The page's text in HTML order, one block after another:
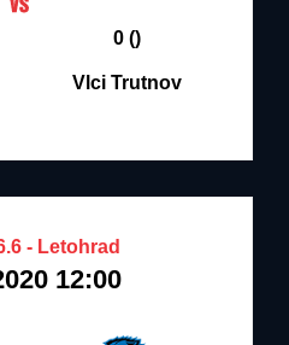
0 ()
Vlci Trutnov
- Letohrad
12:00